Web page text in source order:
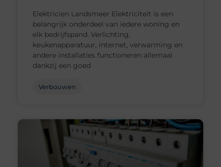
Elektricien Landsmeer Elektriciteit is een
belangrijk onderdeel van iedere woning en
elk bedrijfspand. Verlichting,
keukenapparatuur, internet, verwarming en
andere installaties functioneren allemaal
dankzij een goed
Verbouwen